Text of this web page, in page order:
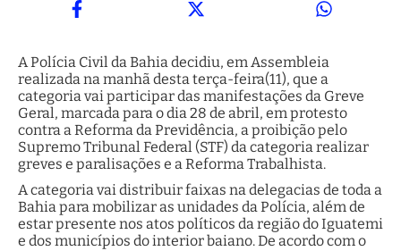
A Polícia Civil da Bahia decidiu, em Assembleia
realizada na manhã desta terça-feira(11), que a
categoria vai participar das manifestações da Greve
Geral, marcada para o dia 28 de abril, em protesto
contra a Reforma da Previdência, a proibição pelo
Supremo Tribunal Federal (STF) da categoria realizar
greves e paralisações e a Reforma Trabalhista.
A categoria vai distribuir faixas na delegacias de toda a
Bahia para mobilizar as unidades da Polícia, além de
estar presente nos atos políticos da região do Iguatemi
e dos municípios do interior baiano. De acordo com o